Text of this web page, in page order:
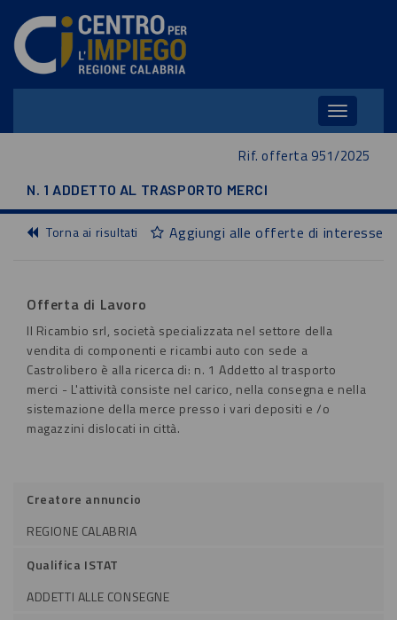
Toggle
navigation
Rif. offerta 951/2025
N. 1 ADDETTO AL TRASPORTO MERCI
Torna ai risultati Aggiungi alle offerte di interesse
Offerta di Lavoro
Il Ricambio srl, società specializzata nel settore della
vendita di componenti e ricambi auto con sede a
Castrolibero è alla ricerca di: n. 1 Addetto al trasporto
merci - L'attività consiste nel carico, nella consegna e nella
sistemazione della merce presso i vari depositi e /o
magazzini dislocati in città.
Creatore annuncio
REGIONE CALABRIA
Qualifica ISTAT
ADDETTI ALLE CONSEGNE